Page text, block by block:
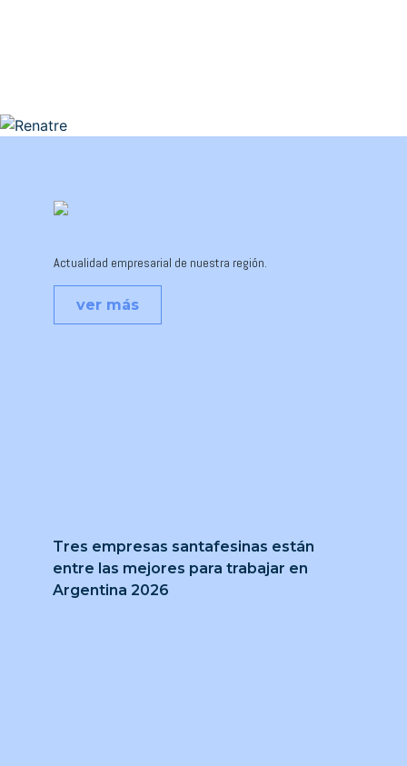
Tres empresas santafesinas están
entre las mejores para trabajar en
Argentina 2026
Actualidad empresarial de nuestra región.
ver más